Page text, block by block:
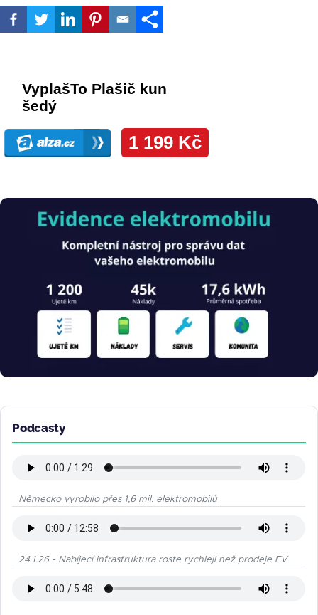
Obrázek
Podcasty
Německo vyrobilo přes 1,6 mil. elektromobilů
24.1.26 - Nabíjecí infrastruktura roste rychleji než prodeje EV